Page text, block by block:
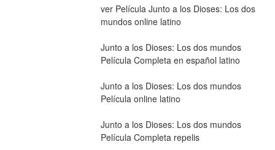
ver Película Junto a los Dioses: Los dos
mundos online latino
Junto a los Dioses: Los dos mundos
Película Completa en español latino
Junto a los Dioses: Los dos mundos
Película online latino
Junto a los Dioses: Los dos mundos
Película Completa repelis